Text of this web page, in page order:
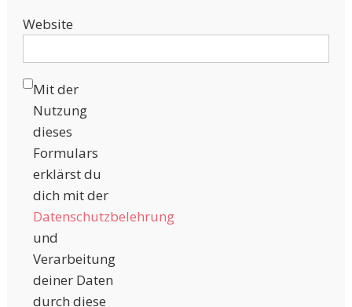
Website
Mit der
Nutzung
dieses
Formulars
erklärst du
dich mit der
Datenschutzbelehrung
und
Verarbeitung
deiner Daten
durch diese